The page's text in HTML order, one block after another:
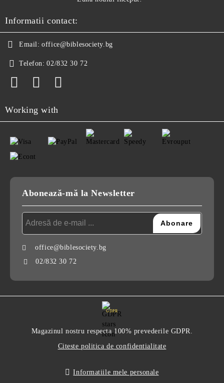
Informatii contact:
Email: office@biblesociety.bg
Telefon: 02/832 30 72
Working with
Abonează-mă la Newsletter
office@biblesociety.bg
02/832 30 72
GDPR
Magazinul nostru respecta 100% prevederile GDPR.
Citeste politica de confidentialitate
Informatiile mele personale